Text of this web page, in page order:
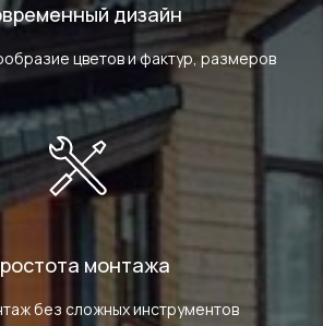
дизайн
цветов и фактур, размеров
монтажа
без сложных инструментов